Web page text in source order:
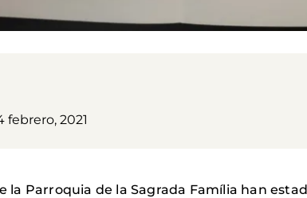
febrero, 2021
la Parroquia de la Sagrada Família han